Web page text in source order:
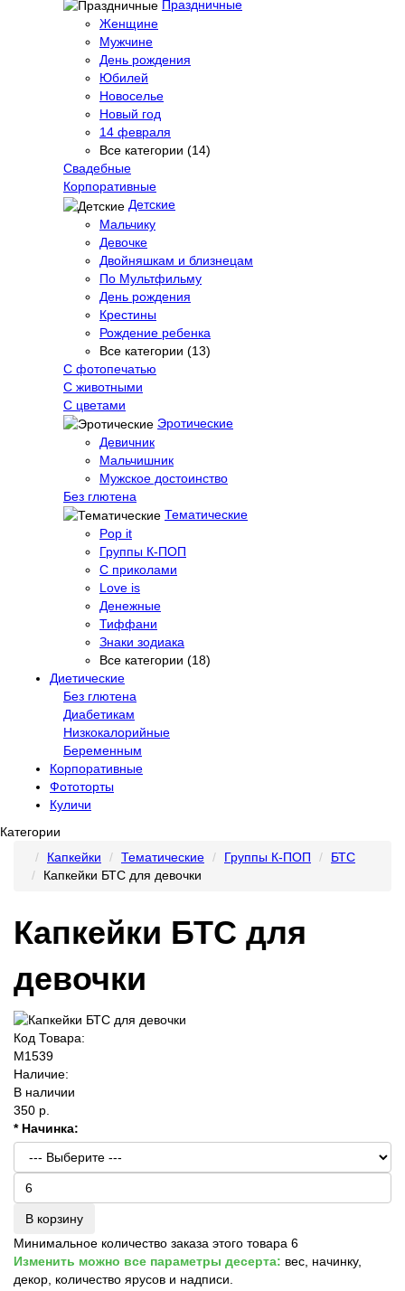
Праздничные
Женщине
Мужчине
День рождения
Юбилей
Новоселье
Новый год
14 февраля
Все категории (14)
Свадебные
Корпоративные
Детские
Мальчику
Девочке
Двойняшкам и близнецам
По Мультфильму
День рождения
Крестины
Рождение ребенка
Все категории (13)
С фотопечатью
C животными
С цветами
Эротические
Девичник
Мальчишник
Мужское достоинство
Без глютена
Тематические
Pop it
Группы К-ПОП
С приколами
Love is
Денежные
Тиффани
Знаки зодиака
Все категории (18)
Диетические
Без глютена
Диабетикам
Низкокалорийные
Беременным
Корпоративные
Фототорты
Куличи
Категории
Капкейки
Тематические Группы К-ПОП
БТС
Капкейки БТС для девочки
Капкейки БТС для
девочки
Код Товара:
M1539
Наличие:
В наличии
350 р.
* Начинка:
В корзину
Минимальное количество заказа этого товара 6
Изменить можно все параметры десерта: вес, начинку,
декор, количество ярусов и надписи.